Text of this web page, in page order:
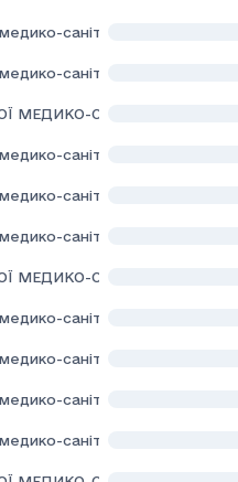
санітарної допомоги
санітарної допомоги
МЕДИКО-САНІТАРНОЇ
санітарної допомоги
санітарної допомоги
санітарної допомоги
МЕДИКО-САНІТАРНОЇ
санітарної допомоги"
санітарної допомоги"
санітарної допомоги"
санітарної допомоги"